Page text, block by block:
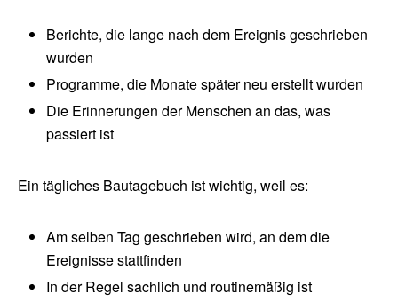
Berichte, die lange nach dem Ereignis geschrieben
wurden
Programme, die Monate später neu erstellt wurden
Die Erinnerungen der Menschen an das, was
passiert ist
Ein tägliches Bautagebuch ist wichtig, weil es:
Am selben Tag geschrieben wird, an dem die
Ereignisse stattfinden
In der Regel sachlich und routinemäßig ist